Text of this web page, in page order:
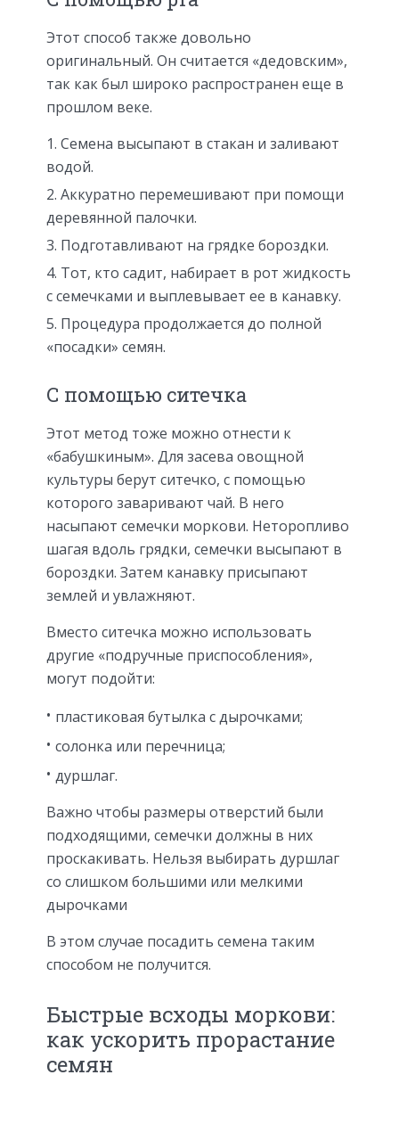
Этот способ также довольно
оригинальный. Он считается «дедовским»,
так как был широко распространен еще в
прошлом веке.
Семена высыпают в стакан и заливают
водой.
Аккуратно перемешивают при помощи
деревянной палочки.
Подготавливают на грядке бороздки.
Тот, кто садит, набирает в рот жидкость
с семечками и выплевывает ее в канавку.
Процедура продолжается до полной
«посадки» семян.
С помощью ситечка
Этот метод тоже можно отнести к
«бабушкиным». Для засева овощной
культуры берут ситечко, с помощью
которого заваривают чай. В него
насыпают семечки моркови. Неторопливо
шагая вдоль грядки, семечки высыпают в
бороздки. Затем канавку присыпают
землей и увлажняют.
Вместо ситечка можно использовать
другие «подручные приспособления»,
могут подойти:
пластиковая бутылка с дырочками;
солонка или перечница;
дуршлаг.
Важно чтобы размеры отверстий были
подходящими, семечки должны в них
проскакивать. Нельзя выбирать дуршлаг
со слишком большими или мелкими
дырочками
В этом случае посадить семена таким
способом не получится.
Быстрые всходы моркови:
как ускорить прорастание
семян